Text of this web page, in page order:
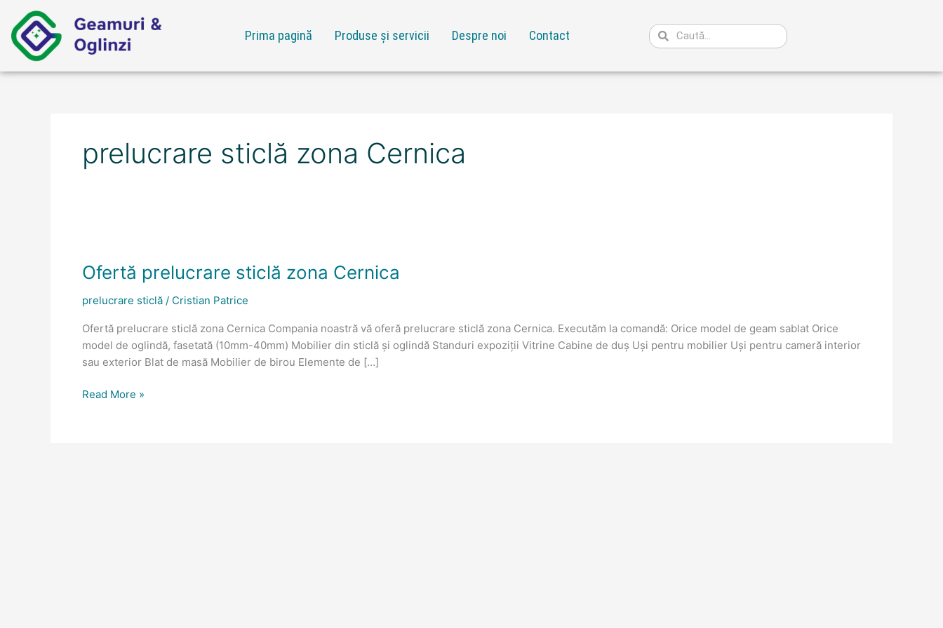
content
Prima pagină Produse și servicii Despre noi Contact Caută
prelucrare sticlă zona Cernica
Ofertă prelucrare sticlă zona Cernica
prelucrare sticlă / Cristian Patrice
Ofertă prelucrare sticlă zona Cernica Compania noastră vă oferă prelucrare sticlă zona Cernica. Executăm la comandă: Orice model de geam sablat Orice
model de oglindă, fasetată (10mm-40mm) Mobilier din sticlă și oglindă Standuri expoziții Vitrine Cabine de duș Uși pentru mobilier Uși pentru cameră interior
sau exterior Blat de masă Mobilier de birou Elemente de […]
sticlă
Cernica
Read More »